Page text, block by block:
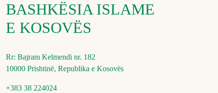
BASHKËSIA ISLAME
E KOSOVËS
Rr: Bajram Kelmendi nr. 182
10000 Prishtinë, Republika e Kosovës
+383 38 224024